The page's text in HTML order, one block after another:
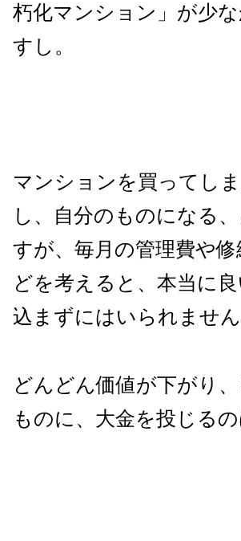
朽化マンション」が少
すし。
マンションを買ってし
し、自分のものになる
すが、毎月の管理費や
どを考えると、本当に
込まずにはいられません
どんどん価値が下がり
ものに、大金を投じる